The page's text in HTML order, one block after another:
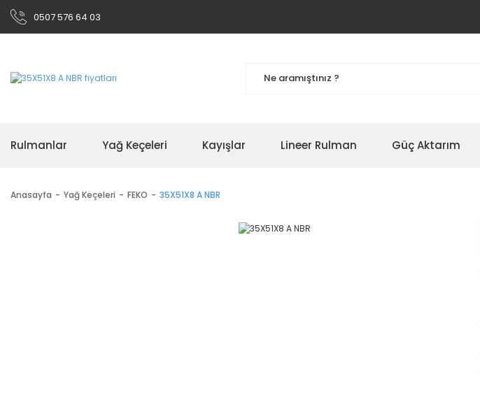
0507 576 64 03
Rulmanlar Yağ Keçeleri Kayışlar Lineer Rulman Güç Aktarım
Anasayfa Yağ Keçeleri FEKO 35X51X8 A NBR